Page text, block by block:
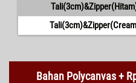
Bahan Polycanvas +